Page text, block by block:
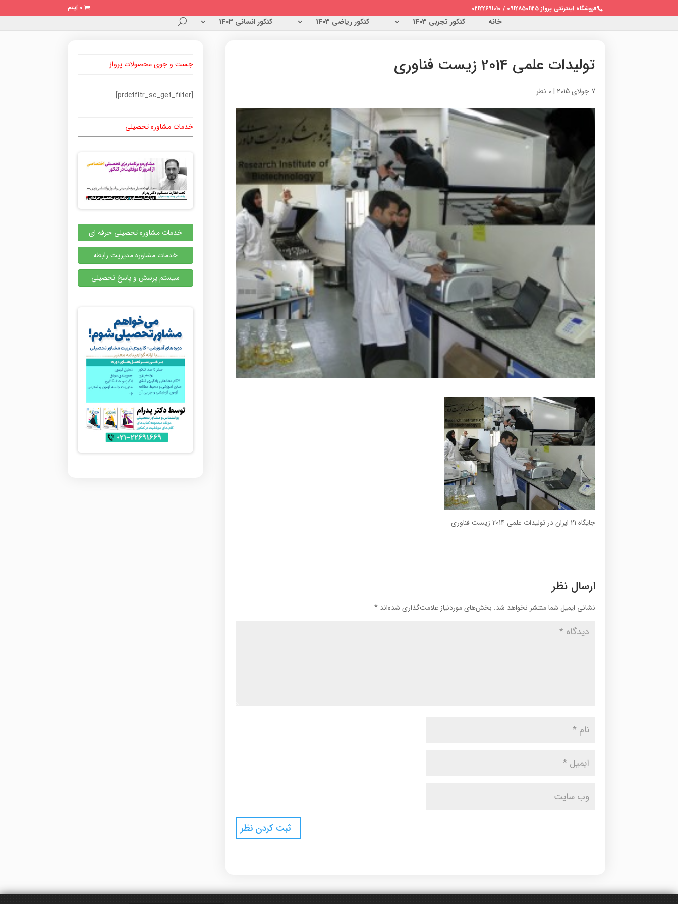
فروشگاه اینترنتی پرواز 09128501125 / 02122691010 0 آیتم
خانه کنکور تجربی 1403 کنکور ریاضی 1403 کنکور انسانی 1403
تولیدات علمی 2014 زیست فناوری
7 جولای 2015 | 0 نظر
جایگاه 21 ایران در تولیدات علمی 2014 زیست فناوری
ارسال نظر
نشانی ایمیل شما منتشر نخواهد شد. بخش‌های موردنیاز علامت‌گذاری شده‌اند*
جست و جوی محصولات پرواز
[prdctfltr_sc_get_filter]
خدمات مشاوره تحصیلی
خدمات مشاوره تحصیلی حرفه ای
خدمات مشاوره مدیریت رابطه
سیستم پرسش و پاسخ تحصیلی